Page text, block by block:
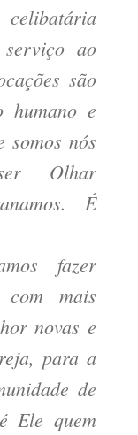
serviço ao
são
humano e
somos nós
Olhar
É
fazer
com mais
novas e
para a
de
Ele quem